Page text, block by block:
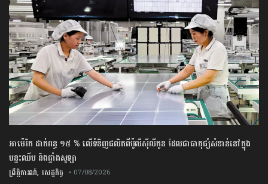
អាម៉េរិក ដាក់ពន្ធ ១៥ % លើទំនិញផលិតពីប៉ូលីស៊ីលីកូន ដែលជាធាតុផ្សំសំខាន់នៅក្នុង
បន្ទះឈីប និងផ្ទាំងសូឡា
ព្រឹត្តិការណ៍, សេដ្ឋកិច្ច • 07/08/2026